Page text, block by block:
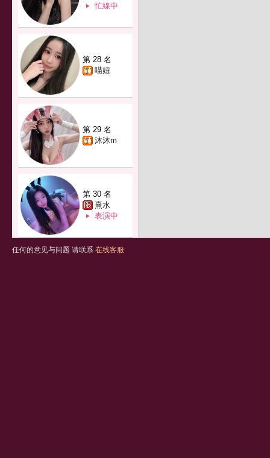
忙線中
第 28 名
喵妞
第 29 名
沐沐m
第 30 名
熹水
表演中
任何的意见与问题 请联系 在线客服